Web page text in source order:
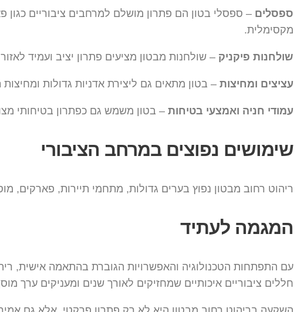
ספסלים – ספסלי בטון הם פתרון מושלם למרחבים ציבוריים כגון
מקסימלית.
שולחנות פיקניק – שולחנות מבטון מציעים פתרון יציב ועמיד
עציצים ומחיצות – בטון מתאים גם ליצירת אדניות גדולות
עמודי חניה ואמצעי בטיחות – בטון משמש גם כפתרון בטיחותי
שימושים נפוצים במרחב הציבורי
ריהוט רחוב מבטון נפוץ בערים גדולות, מתחמי תיירות, פארקים,
המגמה לעתיד
עם התפתחות הטכנולוגיה והאפשרויות הגוברת בהתאמה אישית,
חללים ציבוריים איכותיים שמחזיקים לאורך שנים ומעניקים ערך